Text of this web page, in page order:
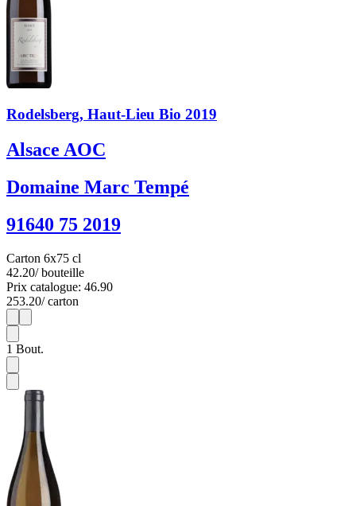
Rodelsberg, Haut-Lieu Bio 2019
Alsace AOC
Domaine Marc Tempé
91640 75 2019
Carton 6x75 cl
42.20/ bouteille
Prix catalogue: 46.90
253.20/ carton
1
1 Bout.